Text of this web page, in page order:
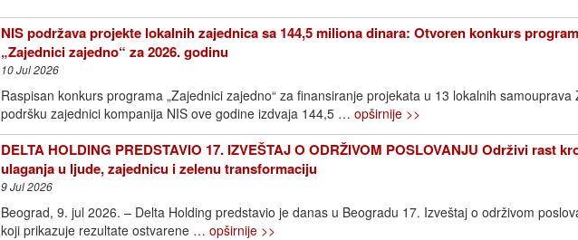
NIS podržava projekte lokalnih zajednica sa 144,5 miliona dinara: Otvoren konkurs
„Zajednici zajedno“ za 2026. godinu
10 Jul 2026
Raspisan konkurs programa „Zajednici zajedno“ za finansiranje projekata u 13 lokalnih samouprava
podršku zajednici kompanija NIS ove godine izdvaja 144,5 … opširnije >>
DELTA HOLDING PREDSTAVIO 17. IZVEŠTAJ O ODRŽIVOM POSLOVANJU Održivi rast
ulaganja u ljude, zajednicu i zelenu transformaciju
9 Jul 2026
Beograd, 9. jul 2026. – Delta Holding predstavio je danas u Beogradu 17. Izveštaj o održivom
koji prikazuje rezultate ostvarene … opširnije >>